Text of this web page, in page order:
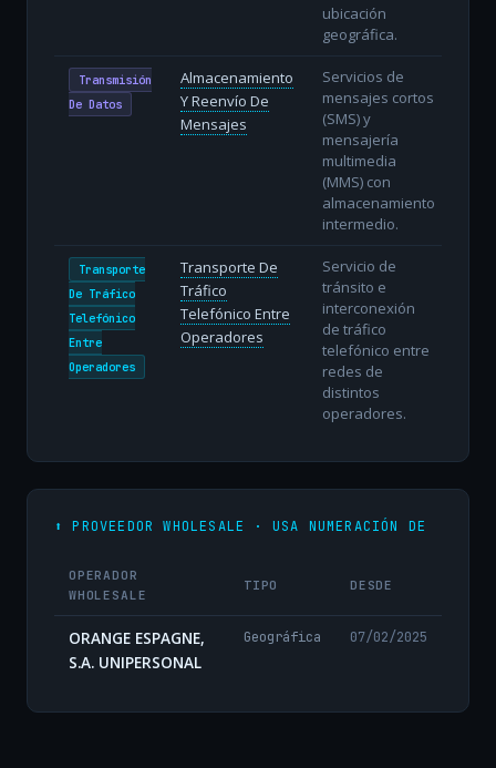
ubicación
geográfica.
Transmisión
De Datos
Almacenamiento
Y Reenvío De
Mensajes
Servicios de
mensajes cortos
(SMS) y
mensajería
multimedia
(MMS) con
almacenamiento
intermedio.
Transporte
De Tráfico
Telefónico
Entre
Operadores
Transporte De
Tráfico
Telefónico Entre
Operadores
Servicio de
tránsito e
interconexión
de tráfico
telefónico entre
redes de
distintos
operadores.
⬆️ PROVEEDOR WHOLESALE · USA NUMERACIÓN DE
OPERADOR
WHOLESALE
TIPO DESDE
ORANGE ESPAGNE,
S.A. UNIPERSONAL
Geográfica 07/02/2025